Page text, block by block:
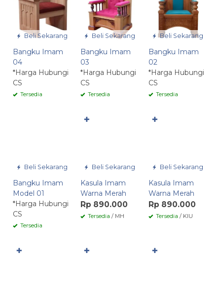
Beli Sekarang
Bangku Imam
04
*Harga Hubungi
CS
Tersedia
Beli Sekarang
Bangku Imam
03
*Harga Hubungi
CS
Tersedia
Beli Sekarang
Bangku Imam
02
*Harga Hubungi
CS
Tersedia
Beli Sekarang
Bangku Imam
Model 01
*Harga Hubungi
CS
Tersedia
Beli Sekarang
Kasula Imam
Warna Merah
Rp 890.000
Tersedia / MH
✚
Beli Sekarang
Kasula Imam
Warna Merah
Rp 890.000
Tersedia / KIU
✚
✚ ✚ ✚